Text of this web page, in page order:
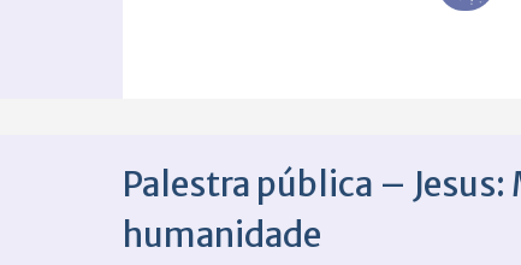
Palestra pública – Jesus:
humanidade